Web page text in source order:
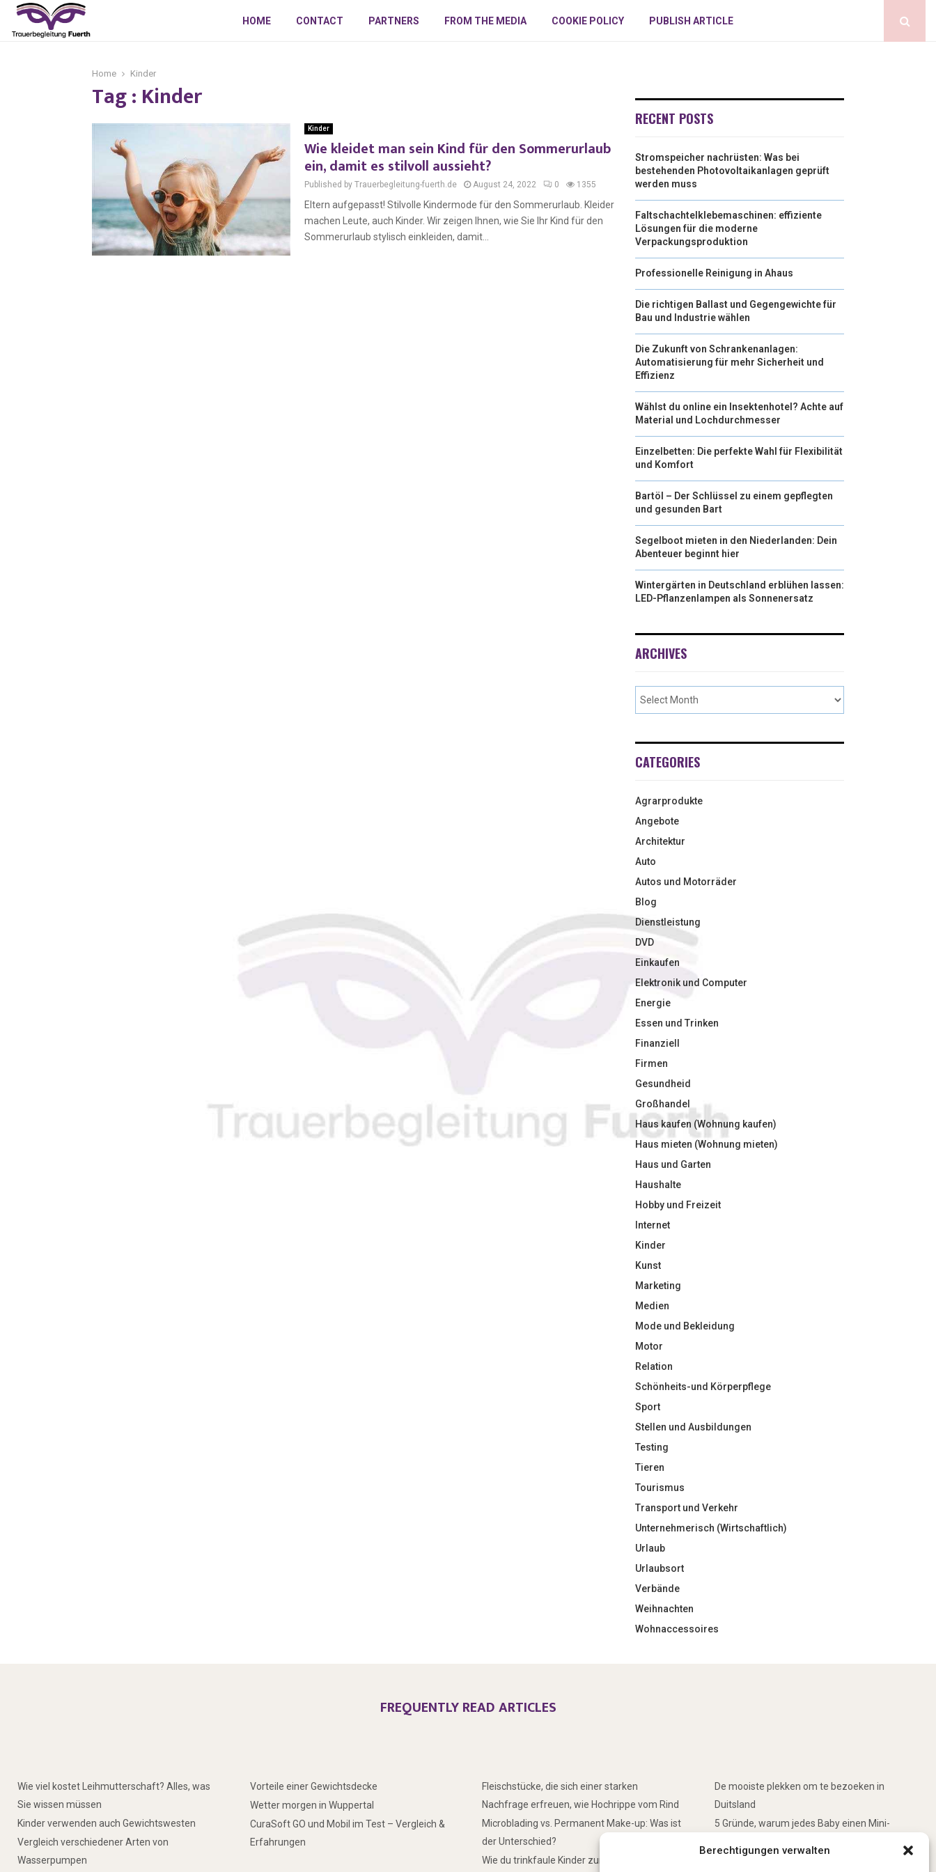
Berechtigungen verwalten
HOME CONTACT PARTNERS FROM THE MEDIA COOKIE POLICY PUBLISH ARTICLE
Home Kinder
Tag : Kinder
Kinder
Wie kleidet man sein Kind für den Sommerurlaub
ein, damit es stilvoll aussieht?
Published by Trauerbegleitung-fuerth.de August 24, 2022 0 1355
Eltern aufgepasst! Stilvolle Kindermode für den Sommerurlaub. Kleider
machen Leute, auch Kinder. Wir zeigen Ihnen, wie Sie Ihr Kind für den
Sommerurlaub stylisch einkleiden, damit...
RECENT POSTS
Stromspeicher nachrüsten: Was bei
bestehenden Photovoltaikanlagen geprüft
werden muss
Faltschachtelklebemaschinen: effiziente
Lösungen für die moderne
Verpackungsproduktion
Professionelle Reinigung in Ahaus
Die richtigen Ballast und Gegengewichte für
Bau und Industrie wählen
Die Zukunft von Schrankenanlagen:
Automatisierung für mehr Sicherheit und
Effizienz
Wählst du online ein Insektenhotel? Achte auf
Material und Lochdurchmesser
Einzelbetten: Die perfekte Wahl für Flexibilität
und Komfort
Bartöl – Der Schlüssel zu einem gepflegten
und gesunden Bart
Segelboot mieten in den Niederlanden: Dein
Abenteuer beginnt hier
Wintergärten in Deutschland erblühen lassen:
LED-Pflanzenlampen als Sonnenersatz
ARCHIVES
CATEGORIES
Agrarprodukte
Angebote
Architektur
Auto
Autos und Motorräder
Blog
Dienstleistung
DVD
Einkaufen
Elektronik und Computer
Energie
Essen und Trinken
Finanziell
Firmen
Gesundheid
Großhandel
Haus kaufen (Wohnung kaufen)
Haus mieten (Wohnung mieten)
Haus und Garten
Haushalte
Hobby und Freizeit
Internet
Kinder
Kunst
Marketing
Medien
Mode und Bekleidung
Motor
Relation
Schönheits-und Körperpflege
Sport
Stellen und Ausbildungen
Testing
Tieren
Tourismus
Transport und Verkehr
Unternehmerisch (Wirtschaftlich)
Urlaub
Urlaubsort
Verbände
Weihnachten
Wohnaccessoires
FREQUENTLY READ ARTICLES
Wie viel kostet Leihmutterschaft? Alles, was
Sie wissen müssen
Kinder verwenden auch Gewichtswesten
Vergleich verschiedener Arten von
Wasserpumpen
Vorteile einer Gewichtsdecke
Wetter morgen in Wuppertal
CuraSoft GO und Mobil im Test – Vergleich &
Erfahrungen
Fleischstücke, die sich einer starken
Nachfrage erfreuen, wie Hochrippe vom Rind
Microblading vs. Permanent Make-up: Was ist
der Unterschied?
Wie du trinkfaule Kinder zum Trinken
De mooiste plekken om te bezoeken in
Duitsland
5 Gründe, warum jedes Baby einen Mini-